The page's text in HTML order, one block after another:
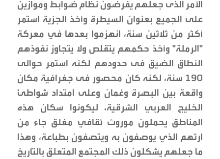
الأمر الذى جعلهم يفرضون نظام ضوابط وموازين
على الجميع بعنوان السيطرة وأخذ الجزية استمر
أكثر من ثلاثين سنة، انهزموا بعدها في معركة
"الرملة" وأخذ حكمهم يتقلص ولا يتجاوز نفوذهم
النطاق الضيق فى حدودهم لكنه استمر حوالى
190 سنة، لكنه كان محصور فى جغرافية مكان
واقعة بين البصرة وعُمان وعلى امتداد شواطئ
الخليج العربي الشرقية، ليكونوا سكان هذه
المناطق يحملون موروث ثقافي مغلق جاء من
ارثهم الذي يوصفون به ويتصفون بطباعة، وهذا
ما جعلهم يشكلون ذلك المجتمع المتعلق بالتاريخ